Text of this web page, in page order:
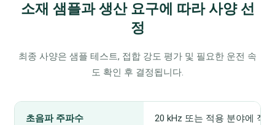
소재 샘플과 생산 요구에 따라 사양 선
정
최종 사양은 샘플 테스트, 접합 강도 평가 및 필요한 운전 속
도 확인 후 결정됩니다.
초음파 주파수 20 kHz 또는 적용 분야에 적